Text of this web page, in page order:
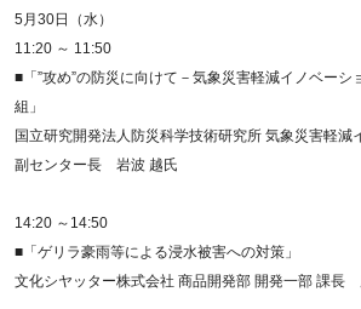
5月30日（水）
11:20 ～ 11:50
■「”攻め”の防災に向けて－気象災害軽減イノベーシ
組」
国立研究開発法人防災科学技術研究所 気象災害軽減
副センター長 岩波 越氏
14:20 ～14:50
■「ゲリラ豪雨等による浸水被害への対策」
文化シヤッター株式会社 商品開発部 開発一部 課長